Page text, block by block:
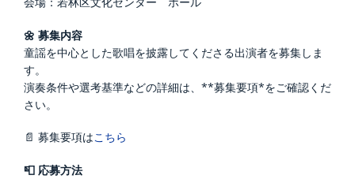
🌼 募集内容
童謡を中心とした歌唱を披露してくださる出演者を募集しま
す。
演奏条件や選考基準などの詳細は、**募集要項*をご確認くだ
さい。
📄 募集要項はこちら
📮 応募方法